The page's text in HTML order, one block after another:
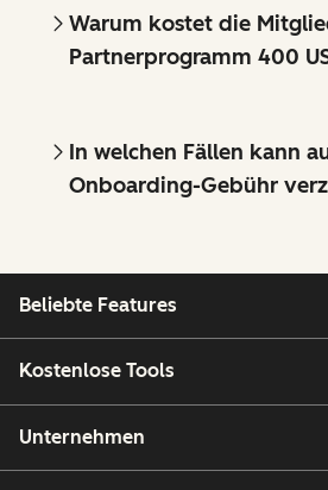
Warum kostet die
Partnerprogramm 400
In welchen Fällen kann
Onboarding-Gebühr
Beliebte Features
Kostenlose Tools
Unternehmen